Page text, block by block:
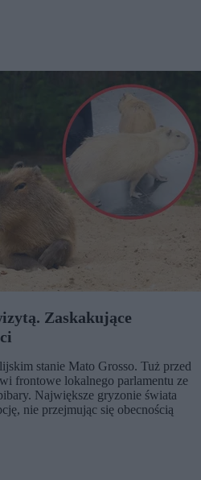
Zaskakujące
stanie Mato Grosso. Tuż przed
frontowe lokalnego parlamentu ze
Największe gryzonie świata
nie przejmując się obecnością